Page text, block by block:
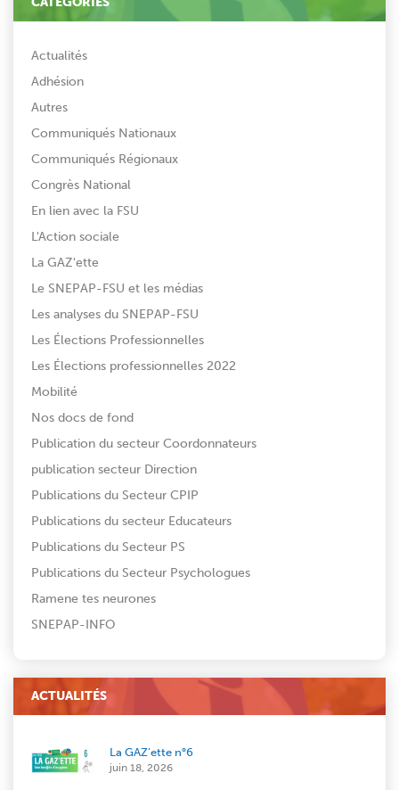
Actualités
Adhésion
Autres
Communiqués Nationaux
Communiqués Régionaux
Congrès National
En lien avec la FSU
L'Action sociale
La GAZ'ette
Le SNEPAP-FSU et les médias
Les analyses du SNEPAP-FSU
Les Élections Professionnelles
Les Élections professionnelles 2022
Mobilité
Nos docs de fond
Publication du secteur Coordonnateurs
publication secteur Direction
Publications du Secteur CPIP
Publications du secteur Educateurs
Publications du Secteur PS
Publications du Secteur Psychologues
Ramene tes neurones
SNEPAP-INFO
ACTUALITÉS
La GAZ’ette n°6
juin 18, 2026